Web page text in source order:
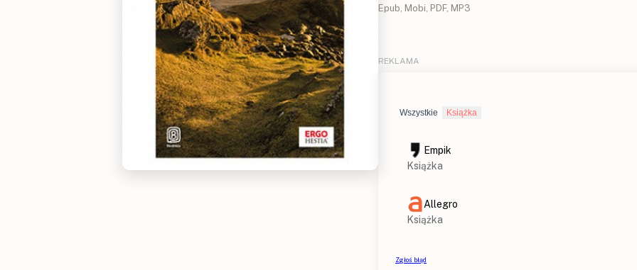
Epub, Mobi, PDF, MP3